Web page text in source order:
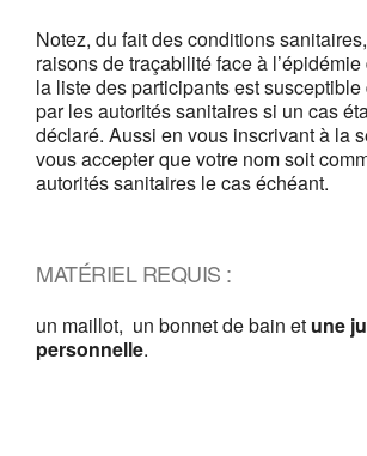
Notez, du fait des conditions
raisons de traçabilité face à
la liste des participants est susceptible
par les autorités sanitaires si un cas
déclaré. Aussi en vous inscrivant à la
vous accepter que votre nom soit
autorités sanitaires le cas échéant.
MATÉRIEL REQUIS :
un maillot, un bonnet de bain et une
personnelle.